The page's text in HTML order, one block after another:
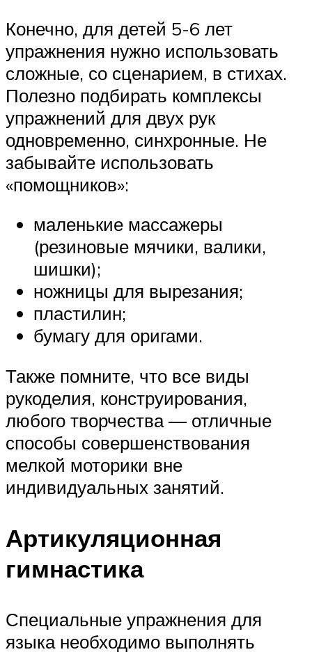
Конечно, для детей 5-6 лет
упражнения нужно использовать
сложные, со сценарием, в стихах.
Полезно подбирать комплексы
упражнений для двух рук
одновременно, синхронные. Не
забывайте использовать
«помощников»:
маленькие массажеры
(резиновые мячики, валики,
шишки);
ножницы для вырезания;
пластилин;
бумагу для оригами.
Также помните, что все виды
рукоделия, конструирования,
любого творчества — отличные
способы совершенствования
мелкой моторики вне
индивидуальных занятий.
Артикуляционная
гимнастика
Специальные упражнения для
языка необходимо выполнять